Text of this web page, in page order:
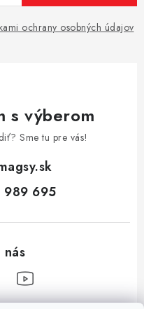
ochrany osobných údajov
s výberom
Sme tu pre vás!
989 695